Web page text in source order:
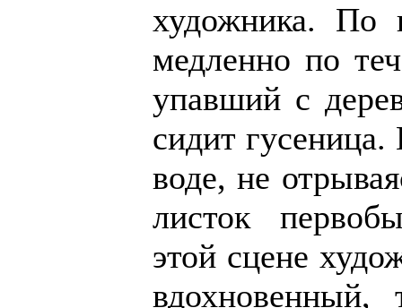
художника. По
медленно по
упавший с
сидит гусеница.
воде, не
листок
этой сцене
вдохновенный,